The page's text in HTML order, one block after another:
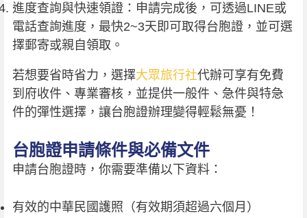
進度查詢與快速領證：申請完成後，可透過LINE或
電話查詢進度，最快2~3天即可取得台胞證，並可選
擇郵寄或親自領取。
若想要省時省力，選擇大眾旅行社代辦可享有免費
到府收件、專業審核，並提供一般件、急件與特急
件的彈性選擇，讓台胞證辦理變得輕鬆無憂！
台胞證申請條件與必備文件
申請台胞證時，你需要準備以下資料：
有效的中華民國護照（有效期須超過六個月）